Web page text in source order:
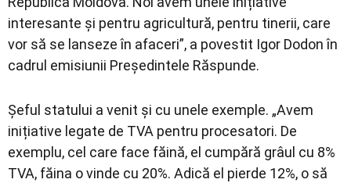
interesante și pentru agricultură, pentru tinerii, care
vor să se lanseze în afaceri”, a povestit Igor Dodon în
cadrul emisiunii Președintele Răspunde.
Șeful statului a venit și cu unele exemple. „Avem
inițiative legate de TVA pentru procesatori. De
exemplu, cel care face făină, el cumpără grâul cu 8%
TVA, făina o vinde cu 20%. Adică el pierde 12%, o să